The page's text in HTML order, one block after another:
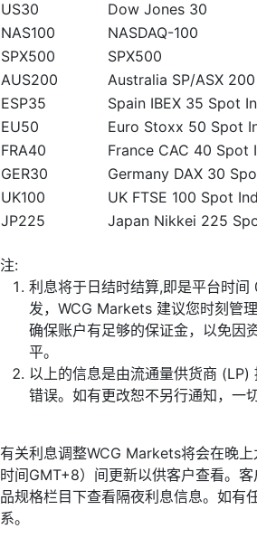
US30
Dow Jones 30
NAS100
NASDAQ-100
SPX500
SPX500
AUS200
Australia SP/ASX
ESP35
Spain IBEX 35 Spot
EU50
Euro Stoxx 50 Spot
FRA40
France CAC 40 Spot
GER30
Germany DAX 30
UK100
UK FTSE 100 Spot
JP225
Japan Nikkei 225
注:
利息将于日结时结算,即是平台时
发，WCG Markets 建议您时刻管
确保账户有足够的保证金，以免因
平。
以上的信息是由流通量供货商 (LP)
错误。如有更改恕不另行通知，一
有关利息调整WCG Markets将会在晚
时间GMT+8）间更新以供客户查看。
品规格栏目下查看隔夜利息信息。如有
系。